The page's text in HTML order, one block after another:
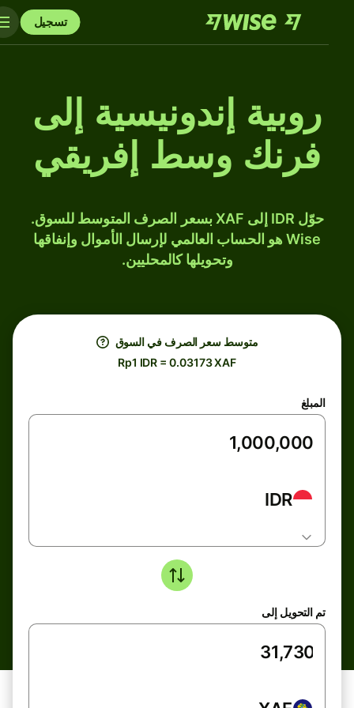
تسجيل
روبية إندونيسية إلى
فرنك وسط إفريقي
حوّل IDR إلى XAF بسعر الصرف المتوسط للسوق.
Wise هو الحساب العالمي لإرسال الأموال وإنفاقها
وتحويلها كالمحليين.
متوسط ​​سعر الصرف في السوق
Rp1 IDR = 0.03173 XAF
المبلغ
IDR
تم التحويل إلى